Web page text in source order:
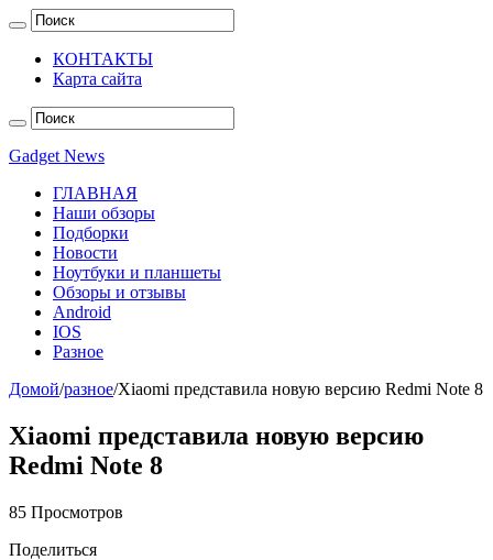
КОНТАКТЫ
Карта сайта
Gadget News
ГЛАВНАЯ
Наши обзоры
Подборки
Новости
Ноутбуки и планшеты
Обзоры и отзывы
Android
IOS
Разное
Домой/разное/Xiaomi представила новую версию Redmi Note 8
Xiaomi представила новую версию
Redmi Note 8
85 Просмотров
Поделиться